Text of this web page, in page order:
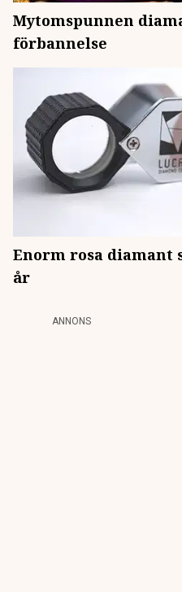
Mytomspunnen
förbannelse
Enorm rosa diamant
år
ANNONS